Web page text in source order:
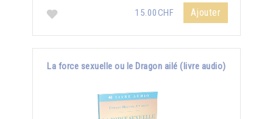
15.00CHF Ajouter
La force sexuelle ou le Dragon ailé (livre audio)